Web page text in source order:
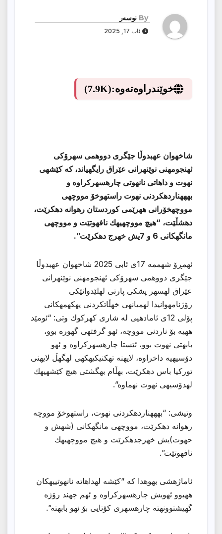
By نوسەر
ئاب 17, 2025
خوێندراوەتەوە:(7.9K)
شاخهوان عهبدوڵا جێگری دووهمی سهرۆكی
ئهنجومهنی نوێنهرانی عێراق رایگهیاند، كه كێشهی
نهوت و داهاتی نانهوتی چارهسهركراوه و
بهههناردهكردنی نهوت راستهوخۆ مووچهی
مووچهخۆرانی ههرێمی كوردستان رهوانه دهكرێت،
دهشڵێت، “هیچ مووچهیهك نافهوتێت و مووچهی
مانگهكانی 6 و 7یش خهرج دهكرێت”.
ئهمڕۆ شهممه 17ی ئابی 2025 شاخهوان عهبدوڵا
جێگری دووهمی سهرۆكی ئهنجومهنی نوێنهرانی
عێراق لهسهر پشكی پارتی لهلێدوانێكی
رۆژنامهوانیدا لهمیانهی خهڵاتكردنی یهكهمهكانی
پۆلی 12ی ئامادهیی له شاری كهركوك وتی: “ئومێد
ههیه بۆ ناردنی مووچه، ئهو گرفتهی گهوره بوو،
بابهتی نهوت بوو، ئێستا چارهسهركراوه و ئهو
دۆسیهیه داخراوه، لایهنه تهكنیكیهكهی لهگهڵ لایهنی
توركیا باس دهكرێت، بهڵام بهگشتی هیچ كێشهیهك
لهدۆسیهی نهوت نهماوه”.
وتیشی: “بهههناردهكردنی نهوت، راستهوخۆ مووچه
رهوانه دهكرێت، مووچهی مانگهكانی (شهش و
حهوت)یش خهرجدهكرێت و هیچ مووچهیهك
نافهوتێت”.
ئاماژهشی بهوهدا كه “كێشه لهداهاته نانهوتییهكان
ههبوو ئهویش چارهسهركراوه و ئهم چهند رۆژه
گهیشتوونهته چارهسهری كۆتایی بۆ ئهو بابهته”.